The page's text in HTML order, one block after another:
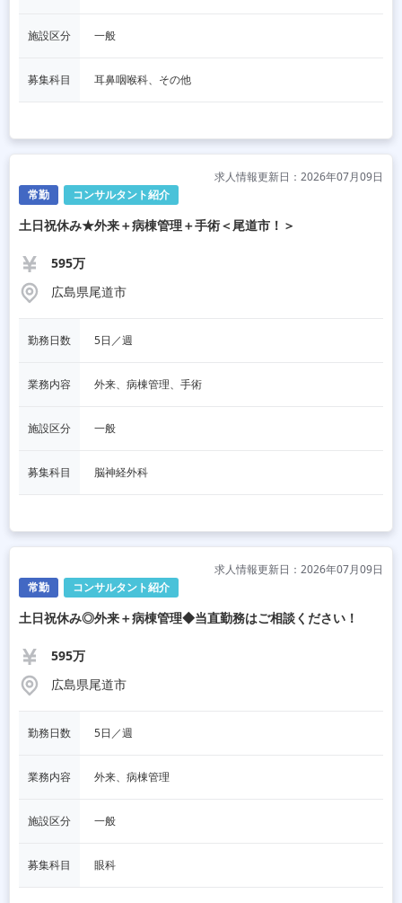
施設区分 一般
募集科目 耳鼻咽喉科、その他
常勤 コンサルタント紹介
求人情報更新日：2026年07月09日
土日祝休み★外来＋病棟管理＋手術＜尾道市！＞
595万
広島県尾道市
勤務日数 5日／週
業務内容 外来、病棟管理、手術
施設区分 一般
募集科目 脳神経外科
常勤 コンサルタント紹介
求人情報更新日：2026年07月09日
土日祝休み◎外来＋病棟管理◆当直勤務はご相談ください！
595万
広島県尾道市
勤務日数 5日／週
業務内容 外来、病棟管理
施設区分 一般
募集科目 眼科